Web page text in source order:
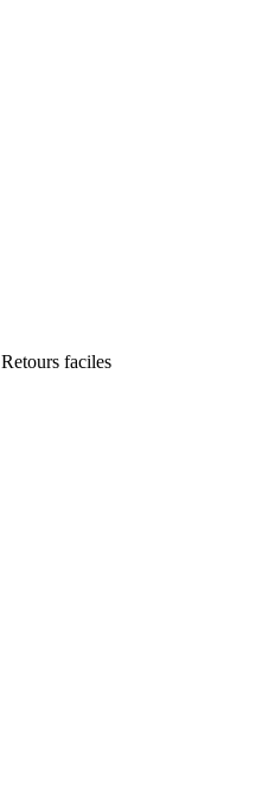
Retours faciles